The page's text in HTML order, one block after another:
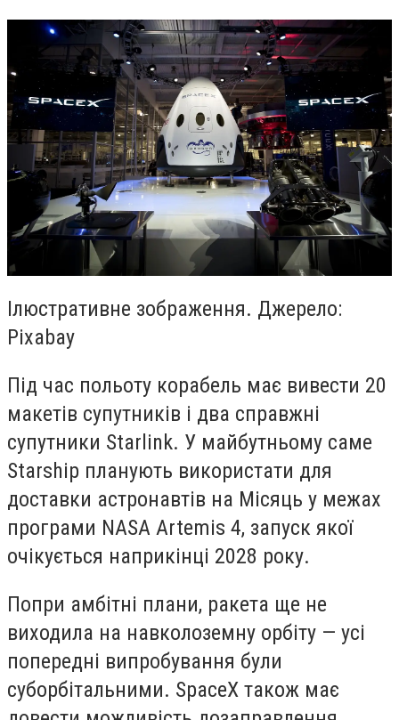
Ілюстративне зображення. Джерело:
Pixabay
Під час польоту корабель має вивести 20
макетів супутників і два справжні
супутники Starlink. У майбутньому саме
Starship планують використати для
доставки астронавтів на Місяць у межах
програми NASA Artemis 4, запуск якої
очікується наприкінці 2028 року.
Попри амбітні плани, ракета ще не
виходила на навколоземну орбіту — усі
попередні випробування були
суборбітальними. SpaceX також має